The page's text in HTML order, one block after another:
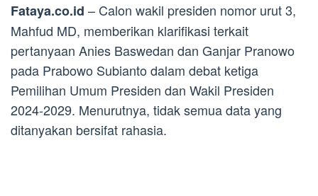
Fataya.co.id – Calon wakil presiden nomor urut 3,
Mahfud MD, memberikan klarifikasi terkait
pertanyaan Anies Baswedan dan Ganjar Pranowo
pada Prabowo Subianto dalam debat ketiga
Pemilihan Umum Presiden dan Wakil Presiden
2024-2029. Menurutnya, tidak semua data yang
ditanyakan bersifat rahasia.